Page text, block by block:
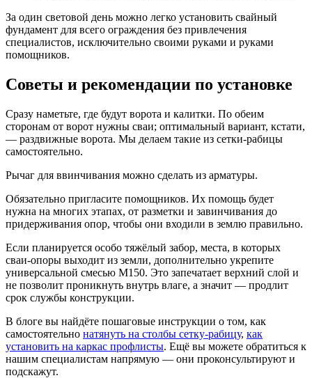
За один световой день можно легко установить свайный
фундамент для всего ограждения без привлечения
специалистов, исключительно своими руками и руками
помощников.
Советы и рекомендации по установке
Сразу наметьте, где будут ворота и калитки. По обеим
сторонам от ворот нужны сваи; оптимальный вариант, кстати,
— раздвижные ворота. Мы делаем такие из сетки-рабицы
самостоятельно.
Рычаг для ввинчивания можно сделать из арматуры.
Обязательно пригласите помощников. Их помощь будет
нужна на многих этапах, от разметки и завинчивания до
придерживания опор, чтобы они входили в землю правильно.
Если планируется особо тяжёлый забор, места, в которых
сваи-опоры выходит из земли, дополнительно укрепите
универсальной смесью М150. Это запечатает верхний слой и
не позволит проникнуть внутрь влаге, а значит — продлит
срок службы конструкции.
В блоге вы найдёте пошаговые инструкции о том, как
самостоятельно натянуть на столбы сетку-рабицу, как
установить на каркас профлисты. Ещё вы можете обратиться к
нашим специалистам напрямую — они проконсультируют и
подскажут.